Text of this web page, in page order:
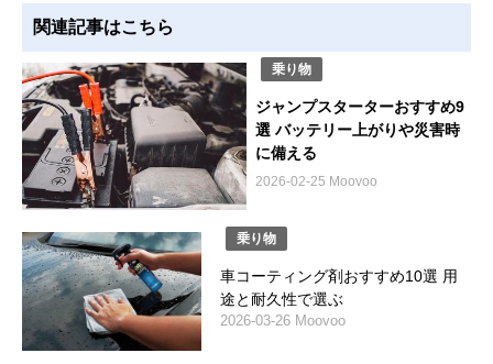
関連記事はこちら
乗り物
ジャンプスターターおすすめ9
選 バッテリー上がりや災害時
に備える
2026-02-25 Moovoo
乗り物
車コーティング剤おすすめ10選 用
途と耐久性で選ぶ
2026-03-26 Moovoo